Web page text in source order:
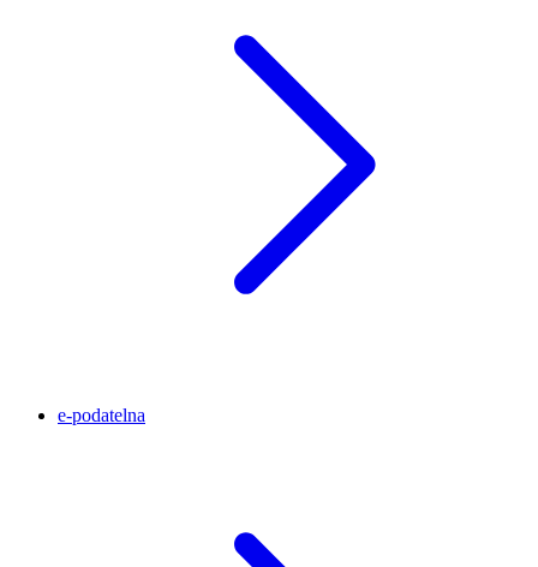
e-podatelna